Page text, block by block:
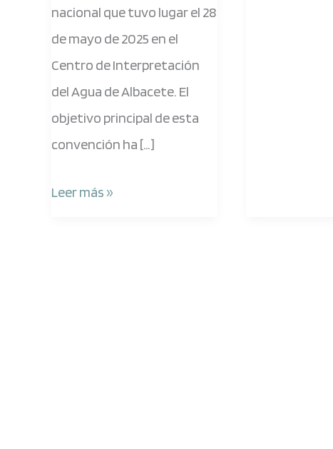
nacional que tuvo lugar el 28
de mayo de 2025 en el
Centro de Interpretación
del Agua de Albacete. El
objetivo principal de esta
convención ha […]
Leer más »